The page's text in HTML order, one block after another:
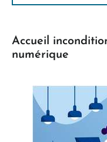
Accueil
numérique